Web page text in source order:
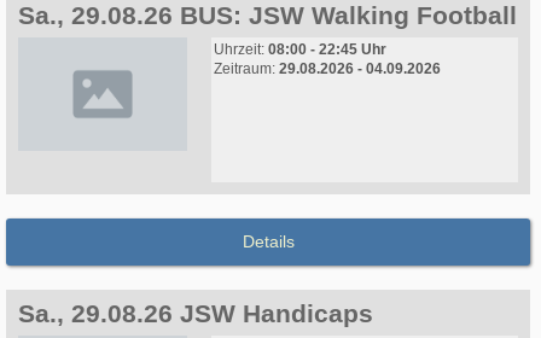
Sa., 29.08.26 BUS: JSW Walking Football
Uhrzeit: 08:00 - 22:45 Uhr
Zeitraum: 29.08.2026 - 04.09.2026
Details
Sa., 29.08.26 JSW Handicaps